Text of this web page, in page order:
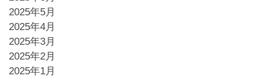
2025年5月
2025年4月
2025年3月
2025年2月
2025年1月